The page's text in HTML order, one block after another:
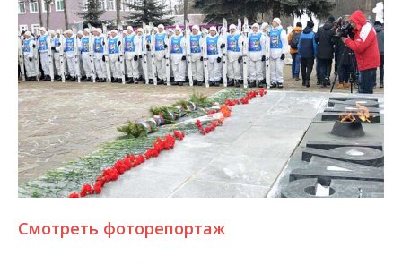
Смотреть фоторепортаж